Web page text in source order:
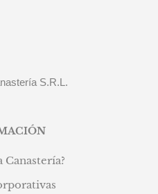
S.R.L.
Canastería?